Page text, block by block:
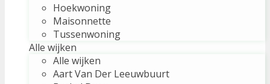
Hoekwoning
Maisonnette
Tussenwoning
Alle wijken
Alle wijken
Aart Van Der Leeuwbuurt